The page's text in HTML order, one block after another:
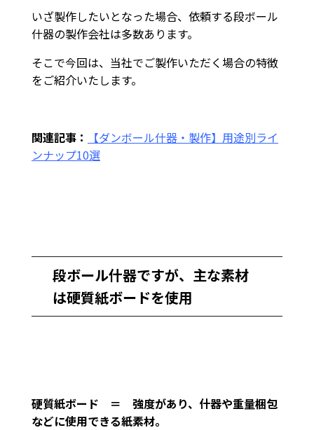
いざ製作したいとなった場合、依頼する段ボール
什器の製作会社は多数あります。
そこで今回は、当社でご製作いただく場合の特徴
をご紹介いたします。
関連記事：
【ダンボール什器・製作】用途別ライ
ンナップ10選
段ボール什器ですが、主な素材
は硬質紙ボードを使用
硬質紙ボード ＝ 強度があり、什器や重量梱包
などに使用できる紙素材。